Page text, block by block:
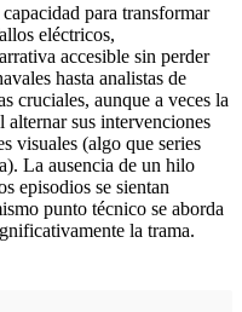
para transformar
eléctricos,
accesible sin perder
hasta analistas de
cruciales, aunque a veces la
alternar sus intervenciones
visuales (algo que series
La ausencia de un hilo
episodios se sientan
punto técnico se aborda
la trama.